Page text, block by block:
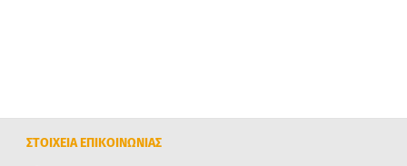
ΣΤΟΙΧΕΙΑ ΕΠΙΚΟΙΝΩΝΙΑΣ